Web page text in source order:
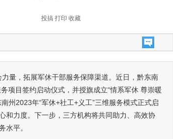
投搞 打印 收藏
量，拓展军休干部服务保障渠道。近日，黔东南
项目签约启动仪式，并授旗成立“情系军休 尊崇暖
州2023年“军休+社工+义工”三维服务模式正式启
和力度。下一步，三方机构将共同助力、高效协
水平。